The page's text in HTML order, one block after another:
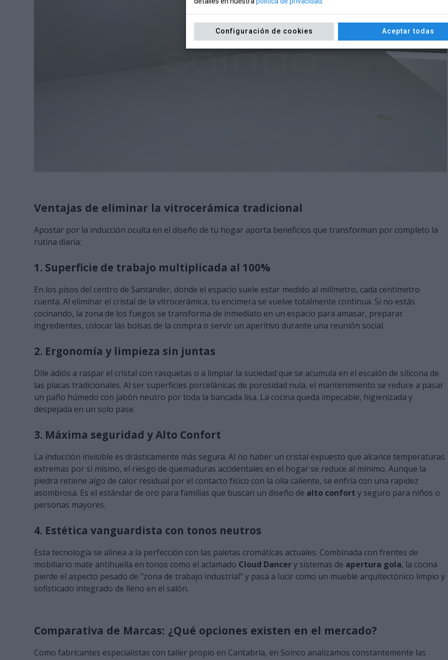
Ventajas de eliminar la vitrocerámica tradicional
Apostar por la inducción oculta en el diseño de tu hogar aporta beneficios que transforman por completo la
rutina diaria:
1. Superficie de trabajo multiplicada al 100%
En los pisos del centro de Santander, donde el espacio suele estar medido al milímetro, cada centímetro
cuenta. Al eliminar el cristal de la vitrocerámica, tu encimera se vuelve totalmente continua. Si no estás
cocinando, la zona de los fuegos se transforma de inmediato en un espacio para amasar, preparar
ingredientes, colocar las bolsas de la compra o servir un aperitivo durante una reunión social.
2. Ergonomía y limpieza sin juntas
Dile adiós a raspar el cristal con rasquetas o a limpiar la suciedad que se acumula en el escalón de silicona de
las placas tradicionales. Al ser superficies porcelánicas de porosidad nula, el mantenimiento se reduce a pasar
un paño húmedo con jabón neutro por toda la bancada lisa. La cocina queda impecable, higienizada y
despejada en un solo pase.
3. Máxima seguridad y Alto Confort
La inducción invisible es drásticamente más segura. Al no haber un cristal expuesto que alcance temperaturas
extremas por sí mismo, el riesgo de quemaduras accidentales en el hogar se reduce al mínimo. Aunque la
piedra retiene algo de calor residual por el contacto físico con la olla caliente, se enfría con una rapidez
asombrosa. Es el estándar de oro para familias que buscan un diseño de alto confort y seguro para niños o
personas mayores.
4. Estética vanguardista con tonos neutros
Esta tecnología se alinea a la perfección con las paletas cromáticas actuales. Combinada con frentes de
mobiliario mate antihuella en tonos como el aclamado Cloud Dancery sistemas de apertura gola, la cocina
pierde el aspecto pesado de "zona de trabajo industrial" y pasa a lucir como un mueble arquitectónico limpio y
sofisticado integrado de lleno en el salón.
Comparativa de Marcas: ¿Qué opciones existen en el mercado?
Como fabricantes especialistas con taller propio en Cantabria, en Soinco analizamos constantemente las
Aceptar todas
Configuración de cookies